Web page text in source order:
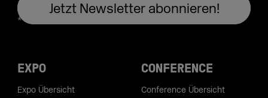
EXPO
Expo Übersicht
CONFERENCE
Conference Übersicht